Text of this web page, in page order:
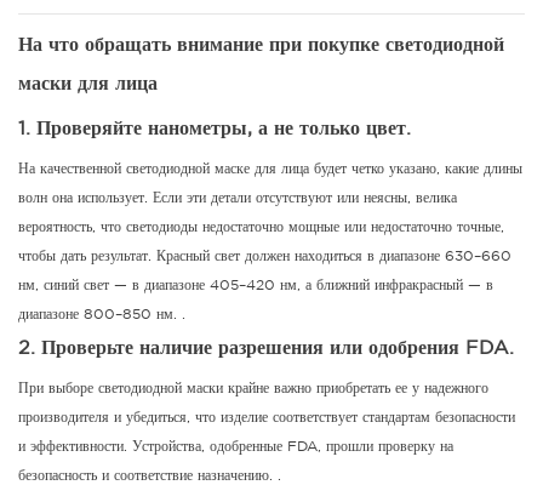
На что обращать внимание при покупке светодиодной
маски для лица
1. Проверяйте нанометры, а не только цвет.
На качественной светодиодной маске для лица будет четко указано, какие длины
волн она использует. Если эти детали отсутствуют или неясны, велика
вероятность, что светодиоды недостаточно мощные или недостаточно точные,
чтобы дать результат. Красный свет должен находиться в диапазоне 630–660
нм, синий свет — в диапазоне 405–420 нм, а ближний инфракрасный — в
диапазоне 800–850 нм. .
2. Проверьте наличие разрешения или одобрения FDA.
При выборе светодиодной маски крайне важно приобретать ее у надежного
производителя и убедиться, что изделие соответствует стандартам безопасности
и эффективности. Устройства, одобренные FDA, прошли проверку на
безопасность и соответствие назначению. .